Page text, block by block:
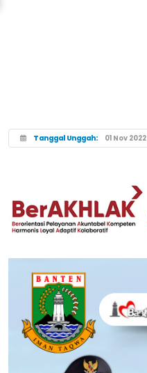
Tanggal Unggah: 01 Nov 2022